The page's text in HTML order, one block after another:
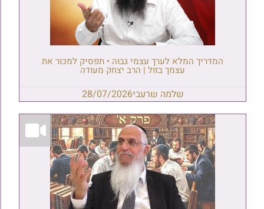
המדריך המלא לערך עצמי גבוה • תפסיק למכור את
עצמך בזול | הרב יצחק מעודה
שלמה שרעבי28/07/2026